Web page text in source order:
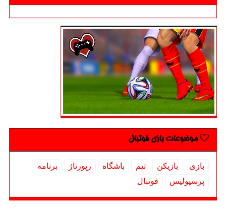
موضوعات بازی فوتبال
بازی بازیكن تیم باشگاه رپورتاژ
برنامه
پرسپولیس
فوتبال